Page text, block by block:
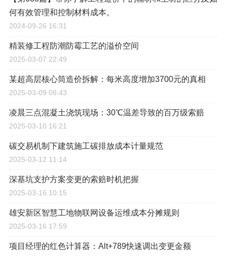
何有效管理和控制材料成本。
2024-09-26 16:31
精装修工程防潮防霉工艺的溢价空间
2025-03-07 22:49
某超高层核心筒造价拆解：每米高度增加3700元的真相
2025-03-09 08:43
凌晨三点混凝土浇筑现场：30℃温差导致的百万级索赔
2025-03-10 16:21
碳交易机制下建筑施工碳排放成本计量规范
2025-03-12 11:14
深基坑支护方案变更的索赔时机把握
2025-03-16 10:15
雄安新区智慧工地物联网设备运维成本分摊规则
2025-03-16 17:59
项目经理的红色计算器：Alt+789快速调出变更金额